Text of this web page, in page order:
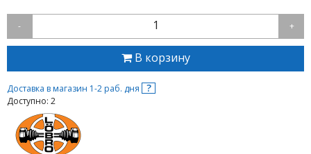
- 1 +
В корзину
Доставка в магазин 1-2 раб. дня ?
Доступно: 2